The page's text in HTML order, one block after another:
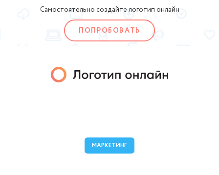
Самостоятельно создайте логотип онлайн
ПОПРОБОВАТЬ
МАРКЕТИНГ